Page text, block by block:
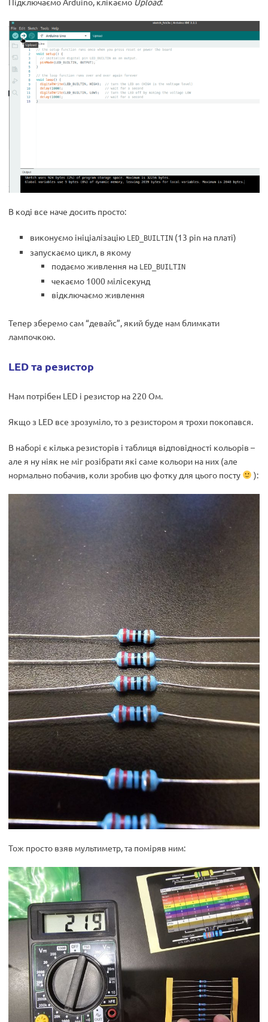
В коді все наче досить просто:
виконуємо ініціалізацію LED_BUILTIN (13 pin на платі)
запускаємо цикл, в якому
подаємо живлення на LED_BUILTIN
чекаємо 1000 мілісекунд
відключаємо живлення
Тепер зберемо сам “девайс”, який буде нам блимкати
лампочкою.
LED та резистор
Нам потрібен LED і резистор на 220 Ом.
Якщо з LED все зрозуміло, то з резистором я трохи покопався.
В наборі є кілька резисторів і таблиця відповідності кольорів –
але я ну ніяк не міг розібрати які саме кольори на них (але
нормально побачив, коли зробив цю фотку для цього посту
):
Тож просто взяв мультиметр, та поміряв ним: